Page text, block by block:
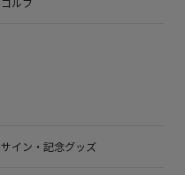
サイン・記念グッズ